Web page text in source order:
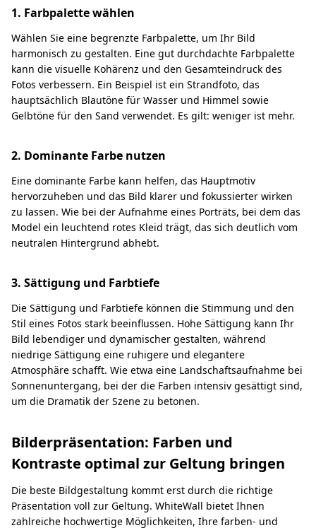
1. Farbpalette wählen
Wählen Sie eine begrenzte Farbpalette, um Ihr Bild
harmonisch zu gestalten. Eine gut durchdachte Farbpalette
kann die visuelle Kohärenz und den Gesamteindruck des
Fotos verbessern. Ein Beispiel ist ein Strandfoto, das
hauptsächlich Blautöne für Wasser und Himmel sowie
Gelbtöne für den Sand verwendet. Es gilt: weniger ist mehr.
2. Dominante Farbe nutzen
Eine dominante Farbe kann helfen, das Hauptmotiv
hervorzuheben und das Bild klarer und fokussierter wirken
zu lassen. Wie bei der Aufnahme eines Porträts, bei dem das
Model ein leuchtend rotes Kleid trägt, das sich deutlich vom
neutralen Hintergrund abhebt.
3. Sättigung und Farbtiefe
Die Sättigung und Farbtiefe können die Stimmung und den
Stil eines Fotos stark beeinflussen. Hohe Sättigung kann Ihr
Bild lebendiger und dynamischer gestalten, während
niedrige Sättigung eine ruhigere und elegantere
Atmosphäre schafft. Wie etwa eine Landschaftsaufnahme bei
Sonnenuntergang, bei der die Farben intensiv gesättigt sind,
um die Dramatik der Szene zu betonen.
Bilderpräsentation: Farben und
Kontraste optimal zur Geltung bringen
Die beste Bildgestaltung kommt erst durch die richtige
Präsentation voll zur Geltung. WhiteWall bietet Ihnen
zahlreiche hochwertige Möglichkeiten, Ihre farben- und